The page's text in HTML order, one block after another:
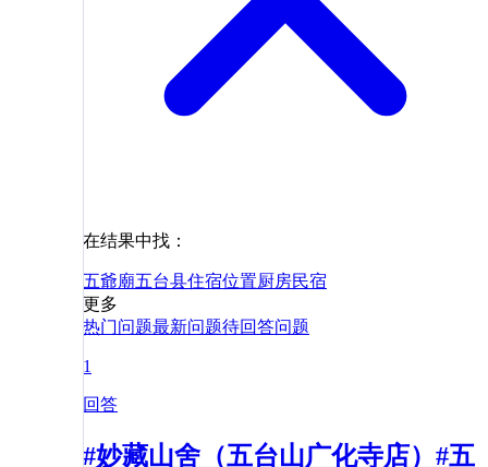
在结果中找：
五爺廟五台县住宿位置厨房民宿
更多
热门问题最新问题待回答问题
1
回答
#妙藏山舍（五台山广化寺店）#五